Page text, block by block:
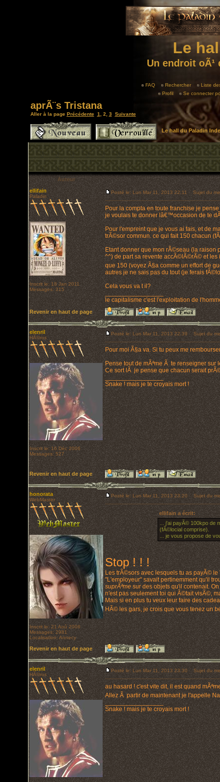
Le
Un endroit
FAQ Rechercher
Liste
Profil
Se connecter
aprÃ¨s Tristana
Aller à la page Précédente 1 2 3 Suivante
Le hall du Paladin
Auteur
ellifain
Paladin
Inscrit le: 18 Jan 2011
Messages: 315
Posté le: Lun Mar 11, 2013 22:11 Sujet du
Pour la compta en toute franchise je
je voulais te donner lâ€™occasion de te
Pour l'empreint que je vous ai fais, et de
trÃ©sor commun. ce qui fait 150 chacun
Etant donner que mon rÃ©seau (la raison
^^) de part sa revente accÃ©lÃ©rÃ© et les
que 150 (voyez Ã§a comme un effort de
autres je ne sais pas du tout (je ferais
Cela vous va t il?
_________________
le capitalisme c'est l'exploitation de
Revenir en haut de page
elenril
HÃ©ros
Inscrit le: 16 Déc 2006
Messages: 527
Posté le: Lun Mar 11, 2013 22:39 Sujet du
Pour moi Ã§a va. Si tu peux me
Pense tout de mÃªme Ã te renseigner
Ce sort lÃ je pense que chacun serait
_________________
Snake ! mais je te croyais mort !
Revenir en haut de page
honorata
WebMaster
Inscrit le: 21 Aoû 2006
Messages: 2981
Localisation: Annecy
Posté le: Lun Mar 11, 2013 23:20 Sujet du
ellifain a écrit:
... j'ai payÃ© 100kpo de
(fÃ©locial comprise).
... je vous propose de
Stop ! ! !
Les trÃ©sors avec lesquels tu as payÃ©
"L'employeur" savait pertinemment qu'il
suprÃªmesur des objets qu'il contenait.
n'est pas seulement toi qui Ã©tait visÃ©,
Mais si en plus tu veux leur faire des
HÃ© les gars, je crois que vous tenez un
Revenir en haut de page
elenril
HÃ©ros
Posté le: Lun Mar 11, 2013 23:30 Sujet du
au hasard ! c'est vite dit, il est quand
Allez Ã partir de maintenant je l'appelle
_________________
Snake ! mais je te croyais mort !